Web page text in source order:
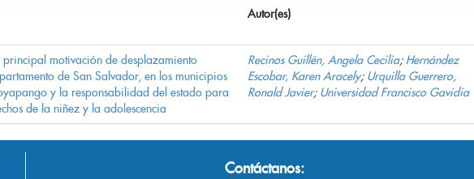
Autor(es)
principal motivación de desplazamiento
de San Salvador, en los municipios
y la responsabilidad del estado para
de la niñez y la adolescencia
Recinos Guillén, Angela Cecilia; Hernández
Escobar, Karen Aracely; Urquilla Guerrero,
Ronald Javier; Universidad Francisco Gavidia
Contáctanos: